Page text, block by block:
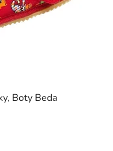
Boty Beda